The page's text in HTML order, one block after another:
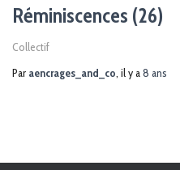
Réminiscences (26)
Collectif
Par aencrages_and_co, il y a8 ans